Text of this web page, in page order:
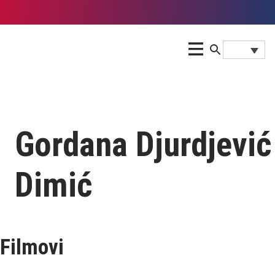
Gordana Djurdjević
Dimić
Filmovi